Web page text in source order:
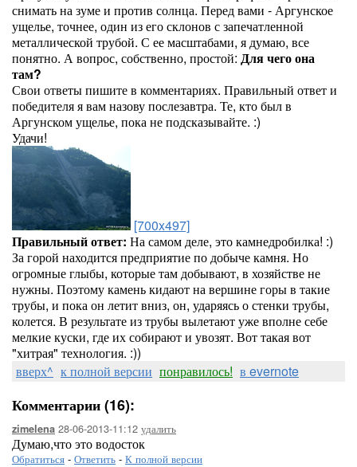
снимать на зуме и против солнца. Перед вами - Аргунское
ущелье, точнее, один из его склонов с запечатленной
металлической трубой. С ее масштабами, я думаю, все
понятно. А вопрос, собственно, простой: Для чего она
там?
Свои ответы пишите в комментариях. Правильный ответ и
победителя я вам назову послезавтра. Те, кто был в
Аргунском ущелье, пока не подсказывайте. :)
Удачи!
[700x497]
Правильный ответ: На самом деле, это камнедробилка! :)
За горой находится предприятие по добыче камня. Но
огромные глыбы, которые там добывают, в хозяйстве не
нужны. Поэтому камень кидают на вершине горы в такие
трубы, и пока он летит вниз, он, ударяясь о стенки трубы,
колется. В результате из трубы вылетают уже вполне себе
мелкие куски, где их собирают и увозят. Вот такая вот
"хитрая" технология. :))
вверх^ к полной версии понравилось! в evernote
Комментарии (16):
zimelena 28-06-2013-11:12 удалить
Думаю,что это водосток
Обратиться - Ответить - К полной версии